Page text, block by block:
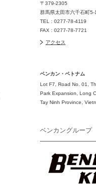
〒379-2305
群馬県太田市六千石町5-1
TEL : 0277-78-4119
FAX : 0277-78-7721
アクセス
ベンカン・ベトナム
Lot F7, Road No. 01,
Park Expansion, Long
Tay Ninh Province,
ベンカングループ